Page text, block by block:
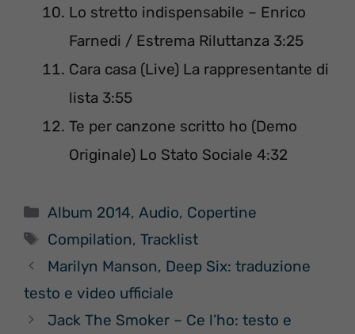
Lo stretto indispensabile – Enrico
Farnedi / Estrema Riluttanza 3:25
Cara casa (Live) La rappresentante di
lista 3:55
Te per canzone scritto ho (Demo
Originale) Lo Stato Sociale 4:32
Categorie
Album 2014,Audio, Copertine
Tag
Compilation,Tracklist
Marilyn Manson, Deep Six: traduzione
testo e video ufficiale
Jack The Smoker – Ce l’ho: testo e